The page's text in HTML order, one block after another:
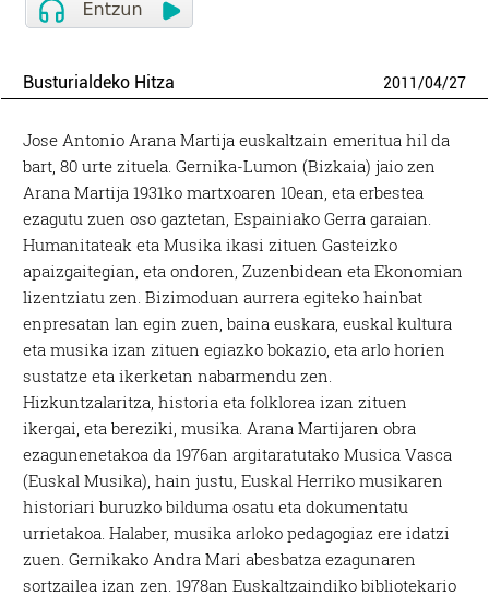
Busturialdeko Hitza 2011/04/27
Jose Antonio Arana Martija euskaltzain emeritua hil da
bart, 80 urte zituela. Gernika-Lumon (Bizkaia) jaio zen
Arana Martija 1931ko martxoaren 10ean, eta erbestea
ezagutu zuen oso gaztetan, Espainiako Gerra garaian.
Humanitateak eta Musika ikasi zituen Gasteizko
apaizgaitegian, eta ondoren, Zuzenbidean eta Ekonomian
lizentziatu zen. Bizimoduan aurrera egiteko hainbat
enpresatan lan egin zuen, baina euskara, euskal kultura
eta musika izan zituen egiazko bokazio, eta arlo horien
sustatze eta ikerketan nabarmendu zen.
Hizkuntzalaritza, historia eta folklorea izan zituen
ikergai, eta bereziki, musika. Arana Martijaren obra
ezagunenetakoa da 1976an argitaratutako Musica Vasca
(Euskal Musika), hain justu, Euskal Herriko musikaren
historiari buruzko bilduma osatu eta dokumentatu
urrietakoa. Halaber, musika arloko pedagogiaz ere idatzi
zuen. Gernikako Andra Mari abesbatza ezagunaren
sortzailea izan zen. 1978an Euskaltzaindiko bibliotekario